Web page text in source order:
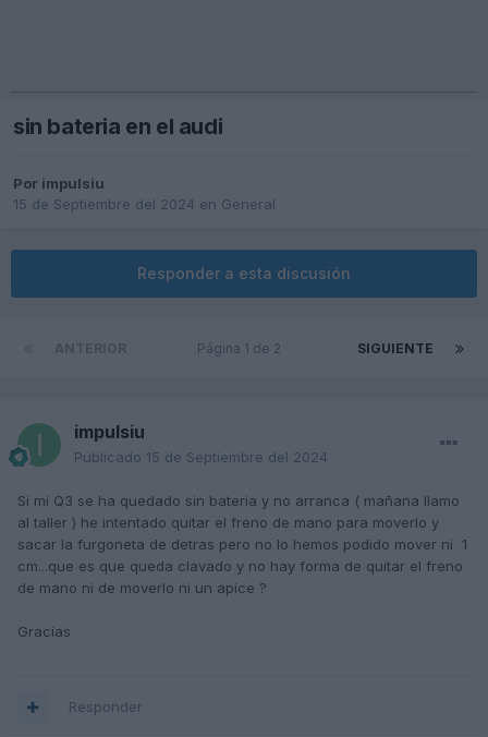
sin bateria en el audi
Por impulsiu
15 de Septiembre del 2024 en General
Responder a esta discusión
SIGUIENTE
Página 1 de 2
impulsiu
Publicado 15 de Septiembre del 2024
Si mi Q3 se ha quedado sin bateria y no arranca ( mañana llamo
al taller ) he intentado quitar el freno de mano para moverlo y
sacar la furgoneta de detras pero no lo hemos podido mover ni 1
cm...que es que queda clavado y no hay forma de quitar el freno
de mano ni de moverlo ni un apice ?
Gracias
Responder